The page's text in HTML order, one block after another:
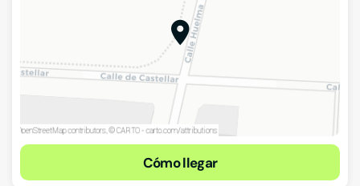
Cómo llegar